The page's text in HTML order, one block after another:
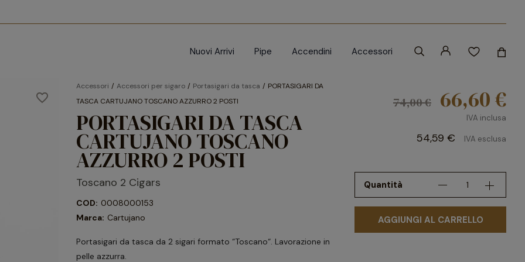
Nuovi Arrivi Pipe Accendini Accessori
favorite_border
Accessori Accessori per sigaro Portasigari da tasca
PORTASIGARI DA
TASCA CARTUJANO TOSCANO AZZURRO 2 POSTI
PORTASIGARI DA TASCA
CARTUJANO TOSCANO
AZZURRO 2 POSTI
Toscano 2 Cigars
COD: 0008000153
Marca: Cartujano
Portasigari da tasca da 2 sigari formato “Toscano“. Lavorazione in
pelle azzurra.
74,00 € 66,60 €
IVA inclusa
54,59 € IVA esclusa
Quantità
AGGIUNGI AL CARRELLO